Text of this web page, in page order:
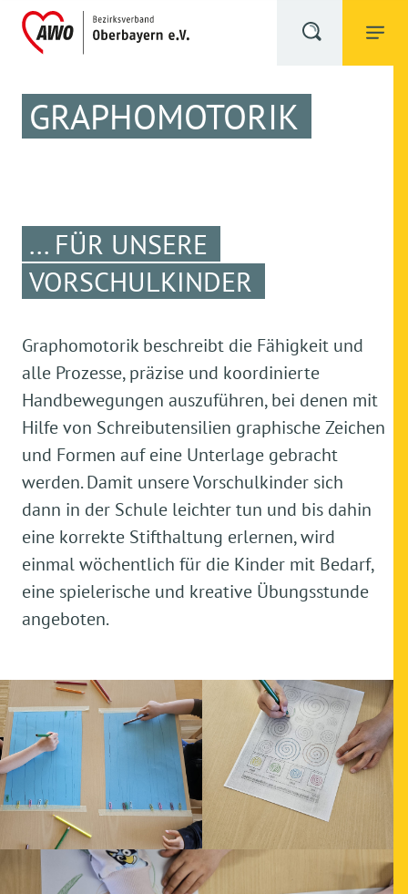
GRAPHOMOTORIK
... FÜR UNSERE
VORSCHULKINDER
Graphomotorik beschreibt die Fähigkeit und
alle Prozesse, präzise und koordinierte
Handbewegungen auszuführen, bei denen mit
Hilfe von Schreibutensilien graphische Zeichen
und Formen auf eine Unterlage gebracht
werden. Damit unsere Vorschulkinder sich
dann in der Schule leichter tun und bis dahin
eine korrekte Stifthaltung erlernen, wird
einmal wöchentlich für die Kinder mit Bedarf,
eine spielerische und kreative Übungsstunde
angeboten.